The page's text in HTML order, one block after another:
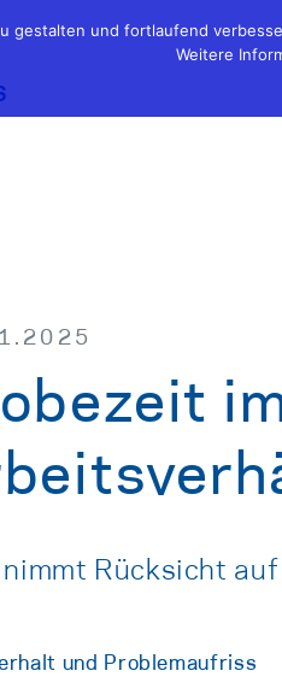
nimmt Rücksicht
und Problemaufriss
gestalten und fortlaufend
Weitere